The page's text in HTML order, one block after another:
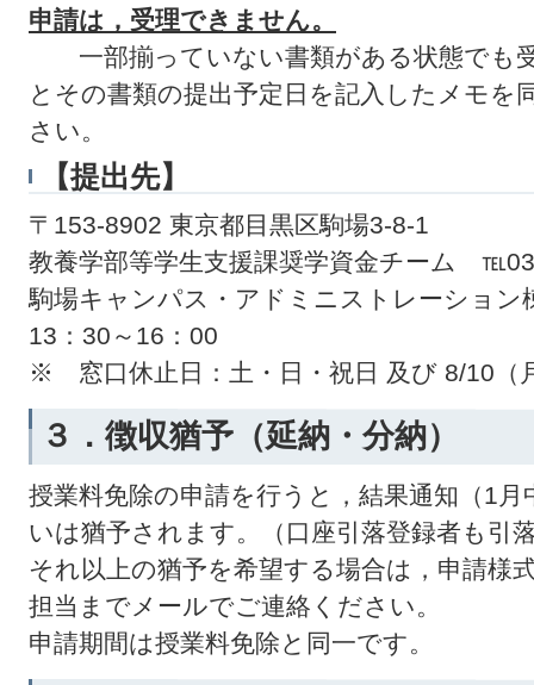
申請は，受理できません。
一部揃っていない書類がある状態でも
とその書類の提出予定日を記入したメモを
さい。
【提出先】
〒153-8902 東京都目黒区駒場3-8-1
教養学部等学生支援課奨学資金チーム
駒場キャンパス・アドミニストレーション
13：30～16：00
※ 窓口休止日：土・日・祝日 及び 8/10（
３．徴収猶予（延納・分納）
授業料免除の申請を行うと，結果通知（1
いは猶予されます。（口座引落登録者も引
それ以上の猶予を希望する場合は，申請様
担当までメールでご連絡ください。
申請期間は授業料免除と同一です。